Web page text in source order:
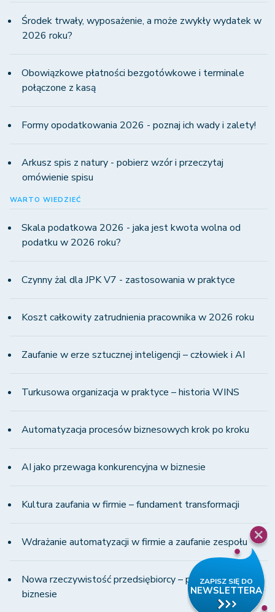
Środek trwały, wyposażenie, a może zwykły wydatek w
2026 roku?
Obowiązkowe płatności bezgotówkowe i terminale
połączone z kasą
Formy opodatkowania 2026 - poznaj ich wady i zalety!
Arkusz spis z natury - pobierz wzór i przeczytaj
omówienie spisu
WARTO WIEDZIEĆ
Skala podatkowa 2026 - jaka jest kwota wolna od
podatku w 2026 roku?
Czynny żal dla JPK V7 - zastosowania w praktyce
Koszt całkowity zatrudnienia pracownika w 2026 roku
Zaufanie w erze sztucznej inteligencji – człowiek i AI
Turkusowa organizacja w praktyce – historia WINS
Automatyzacja procesów biznesowych krok po kroku
AI jako przewaga konkurencyjna w biznesie
Kultura zaufania w firmie – fundament transformacji
Wdrażanie automatyzacji w firmie a zaufanie zespołu
Nowa rzeczywistość przedsiębiorcy – presja i zmiany w
biznesie